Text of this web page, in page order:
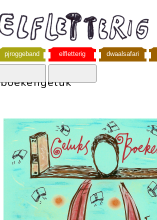
pjroggeband elfletterig dwaalsafari
boekengeluk